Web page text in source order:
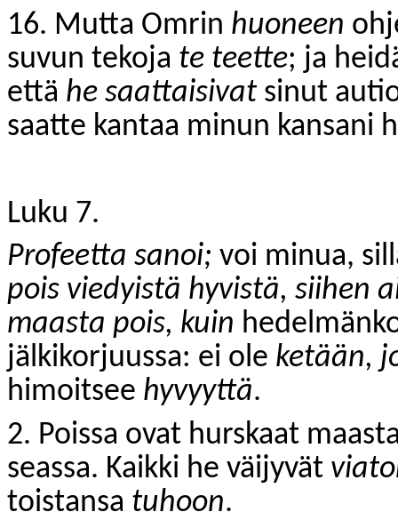
16. Mutta Omrin huoneen
suvun tekoja te teette; ja
että he saattaisivat sinut
saatte kantaa minun kansani
Luku 7.
Profeetta sanoi; voi minua,
pois viedyistä hyvistä, siihen
maasta pois, kuin
jälkikorjuussa: ei ole ketään,
himoitsee hyvyyttä.
2. Poissa ovat hurskaat
seassa. Kaikki he väijyvät
toistansa tuhoon.